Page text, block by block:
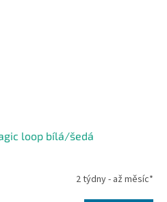
loop bílá/šedá
2 týdny - až měsíc*